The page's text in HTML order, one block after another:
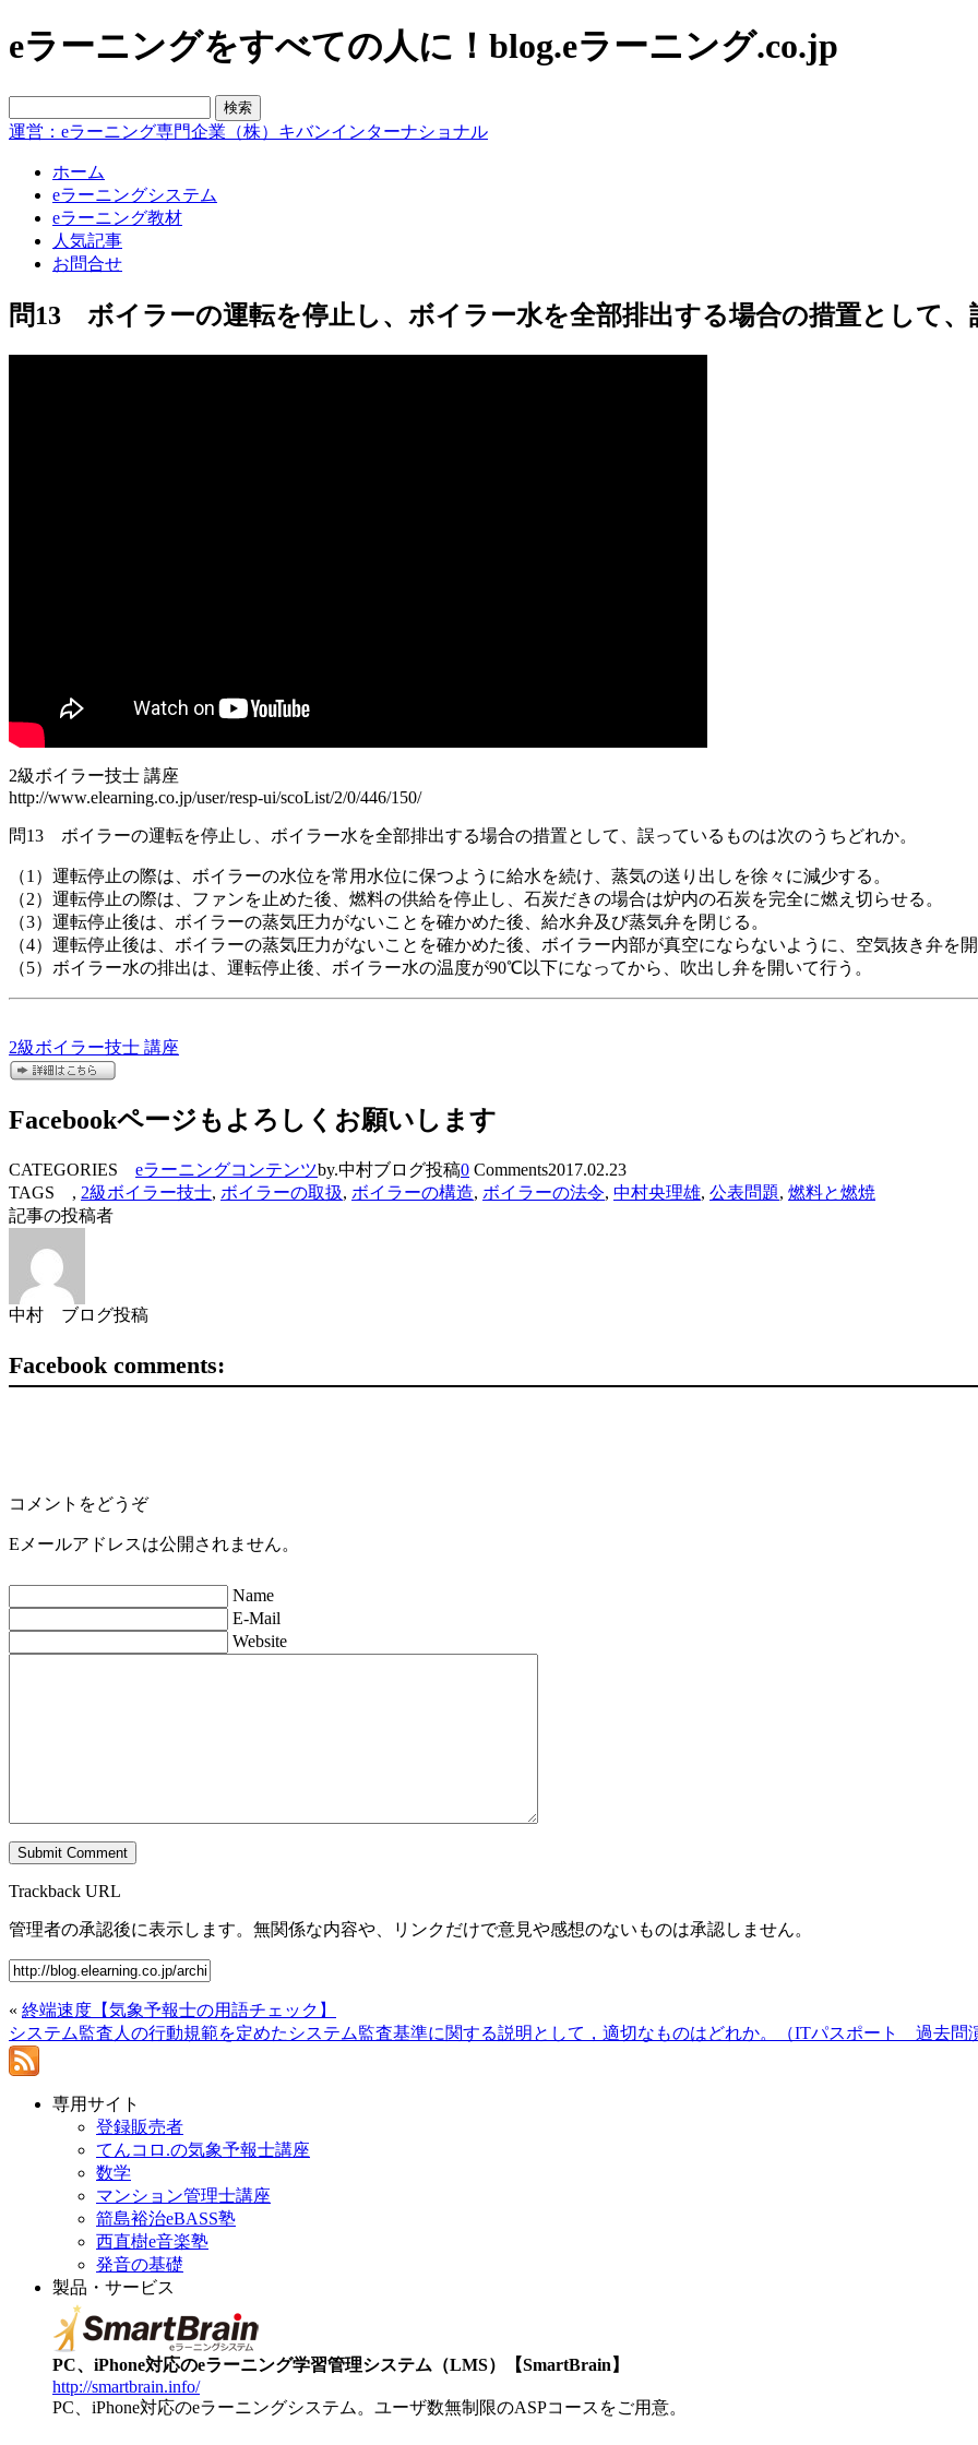
eラーニングをすべての人に！blog.eラーニング.co.jp
運営：eラーニング専門企業（株）キバンインターナショナル
ホーム
eラーニングシステム
eラーニング教材
人気記事
お問合せ
問13 ボイラーの運転を停止し、ボイラー水を全部排出する場合の措置として、
2級ボイラー技士 講座
http://www.elearning.co.jp/user/resp-ui/scoList/2/0/446/150/
問13 ボイラーの運転を停止し、ボイラー水を全部排出する場合の措置として、誤っているものは次のうちどれか。
（1）運転停止の際は、ボイラーの水位を常用水位に保つように給水を続け、蒸気の送り出しを徐々に減少する。
（2）運転停止の際は、ファンを止めた後、燃料の供給を停止し、石炭だきの場合は炉内の石炭を完全に燃え切らせる。
（3）運転停止後は、ボイラーの蒸気圧力がないことを確かめた後、給水弁及び蒸気弁を閉じる。
（4）運転停止後は、ボイラーの蒸気圧力がないことを確かめた後、ボイラー内部が真空にならないように、空気抜き弁を
（5）ボイラー水の排出は、運転停止後、ボイラー水の温度が90℃以下になってから、吹出し弁を開いて行う。
2級ボイラー技士 講座
Facebookページもよろしくお願いします
CATEGORIES eラーニングコンテンツby.中村ブログ投稿0 Comments2017.02.23
TAGS , 2級ボイラー技士, ボイラーの取扱, ボイラーの構造, ボイラーの法令, 中村央理雄, 公表問題, 燃料と燃焼
記事の投稿者
中村 ブログ投稿
Facebook comments:
コメントをどうぞ
Eメールアドレスは公開されません。
Name
E-Mail
Website
Trackback URL
管理者の承認後に表示します。無関係な内容や、リンクだけで意見や感想のないものは承認しません。
« 終端速度【気象予報士の用語チェック】
システム監査人の行動規範を定めたシステム監査基準に関する説明として，適切なものはどれか。（ITパスポート 過去問
専用サイト
登録販売者
てんコロ.の気象予報士講座
数学
マンション管理士講座
箭島裕治eBASS塾
西直樹e音楽塾
発音の基礎
製品・サービス
PC、iPhone対応のeラーニング学習管理システム（LMS）【SmartBrain】
http://smartbrain.info/
PC、iPhone対応のeラーニングシステム。ユーザ数無制限のASPコースをご用意。